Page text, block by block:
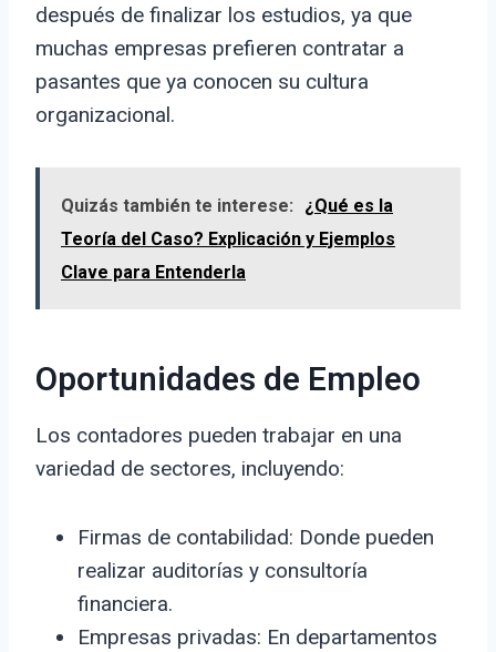
después de finalizar los estudios, ya que
muchas empresas prefieren contratar a
pasantes que ya conocen su cultura
organizacional.
Quizás también te interese:
¿Qué es la
Teoría del Caso? Explicación y Ejemplos
Clave para Entenderla
Oportunidades de Empleo
Los contadores pueden trabajar en una
variedad de sectores, incluyendo:
Firmas de contabilidad: Donde pueden
realizar auditorías y consultoría
financiera.
Empresas privadas: En departamentos